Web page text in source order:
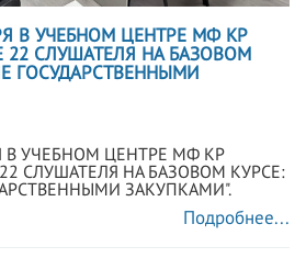
В УЧЕБНОМ ЦЕНТРЕ МФ КР
СЛУШАТЕЛЯ НА БАЗОВОМ
ГОСУДАРСТВЕННЫМИ
В УЧЕБНОМ ЦЕНТРЕ МФ КР
СЛУШАТЕЛЯ НА БАЗОВОМ КУРСЕ:
ЗАКУПКАМИ".
Подробнее...